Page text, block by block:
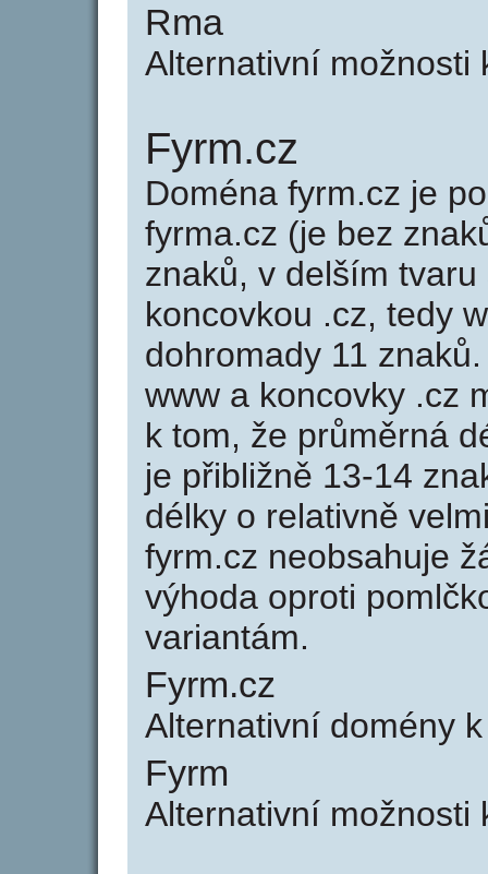
Rma
Alternativní
Fyrm.cz
Doména fyrm.cz je
fyrma.cz (je bez
znaků, v delším
koncovkou .cz, tedy
dohromady 11
www a koncovky .cz
k tom, že průměrná
je přibližně 13-14
délky o relativně
fyrm.cz neobsahuje
výhoda oproti
variantám.
Fyrm.cz
Alternativní domény
Fyrm
Alternativní možnosti